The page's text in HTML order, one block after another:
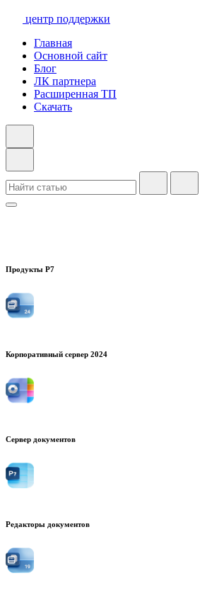
центр поддержки
Главная
Основной сайт
Блог
ЛК партнера
Расширенная ТП
Скачать
Продукты Р7
Корпоративный сервер 2024
Сервер документов
Редакторы документов